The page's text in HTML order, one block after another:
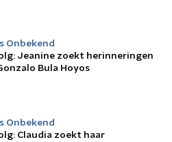
Onbekend
Jeanine zoekt herinneringen
Bula Hoyos
Onbekend
Claudia zoekt haar